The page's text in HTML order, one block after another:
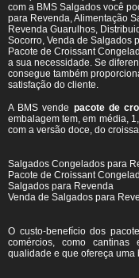
com a BMS Salgados você
para Revenda, Alimentação
Revenda Guarulhos,
Socorro, Venda de Salgados
Pacote de Croissant
a sua necessidade. Se
consegue também
satisfação do cliente.
A BMS vende pacote de
embalagem tem, em média,
com a versão doce, do
Salgados Congelados para
Pacote de Croissant
Salgados para Revenda
Venda de Salgados para
O custo-benefício dos
comércios, como
qualidade e que ofereça uma